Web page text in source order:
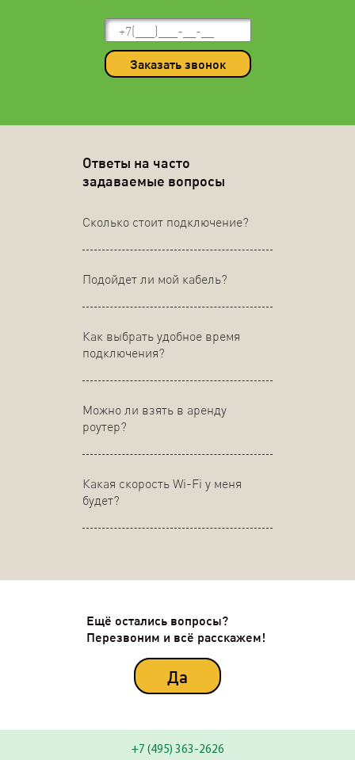
Заказать звонок
Ответы на часто
задаваемые вопросы
Сколько стоит подключение?
Подойдет ли мой кабель?
Как выбрать удобное время
подключения?
Можно ли взять в аренду
роутер?
Какая скорость Wi-Fi у меня
будет?
Ещё остались вопросы?
Перезвоним и всё расскажем!
Да
+7 (495) 363-2626